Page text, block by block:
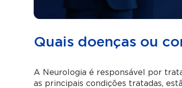
Quais doenças ou
A Neurologia é responsável por
as principais condições tratadas,